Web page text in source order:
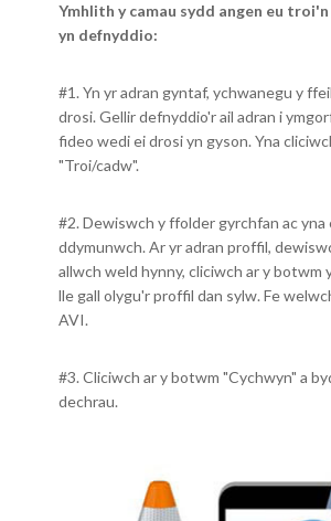
Ymhlith y camau sydd angen eu troi'n
yn defnyddio:
#1. Yn yr adran gyntaf, ychwanegu y
drosi. Gellir defnyddio'r ail adran i
fideo wedi ei drosi yn gyson. Yna
"Troi/cadw".
#2. Dewiswch y ffolder gyrchfan ac yna
ddymunwch. Ar yr adran proffil,
allwch weld hynny, cliciwch ar y botwm
lle gall olygu'r proffil dan sylw. Fe
AVI.
#3. Cliciwch ar y botwm "Cychwyn" a
dechrau.